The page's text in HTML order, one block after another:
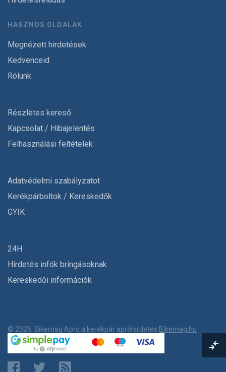
HASZNOS OLDALAK
Megnézett hirdetések
Kedvenceid
Rólunk
Részletes kereső
Kapcsolat / Hibajelentés
Felhasználási feltételek
Adatvédelmi szabályzatot
Kerékpárboltok / Kereskedők
GYIK
24H
Hirdetés infók bringásoknak
Kereskedői információk
© 2026, Bikemag Apró a kerékpár apróhirdetés Bikemag.hu